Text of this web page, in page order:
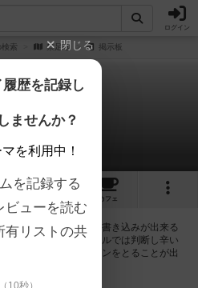
ログイン
索 禁足地 掲示板
足地
の掲示板
1
カフェ
板の作成やコメントの書き込みが出来る
ラッタ情報、マニュアルでは判断し辛い
由にコミュニケーションをとることが出
閉じる
歴を記録し
ませんか？
を利用中！
を記録する
ビューを読む
有リストの共
10秒）